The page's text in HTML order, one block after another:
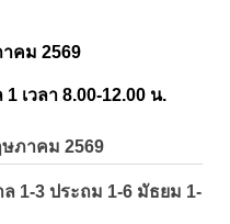
คม 2569
เวลา 8.00-12.00 น.
ภาคม 2569
1-3 ประถม 1-6 มัธยม 1-